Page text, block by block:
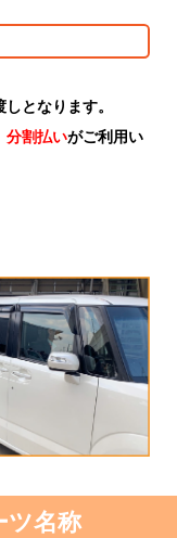
となります。
分割払いがご利用い
ツ名称